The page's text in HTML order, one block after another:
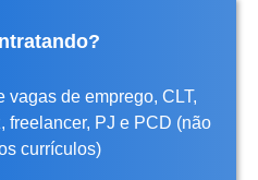
vagas de emprego, CLT,
freelancer, PJ e PCD (não
currículos)